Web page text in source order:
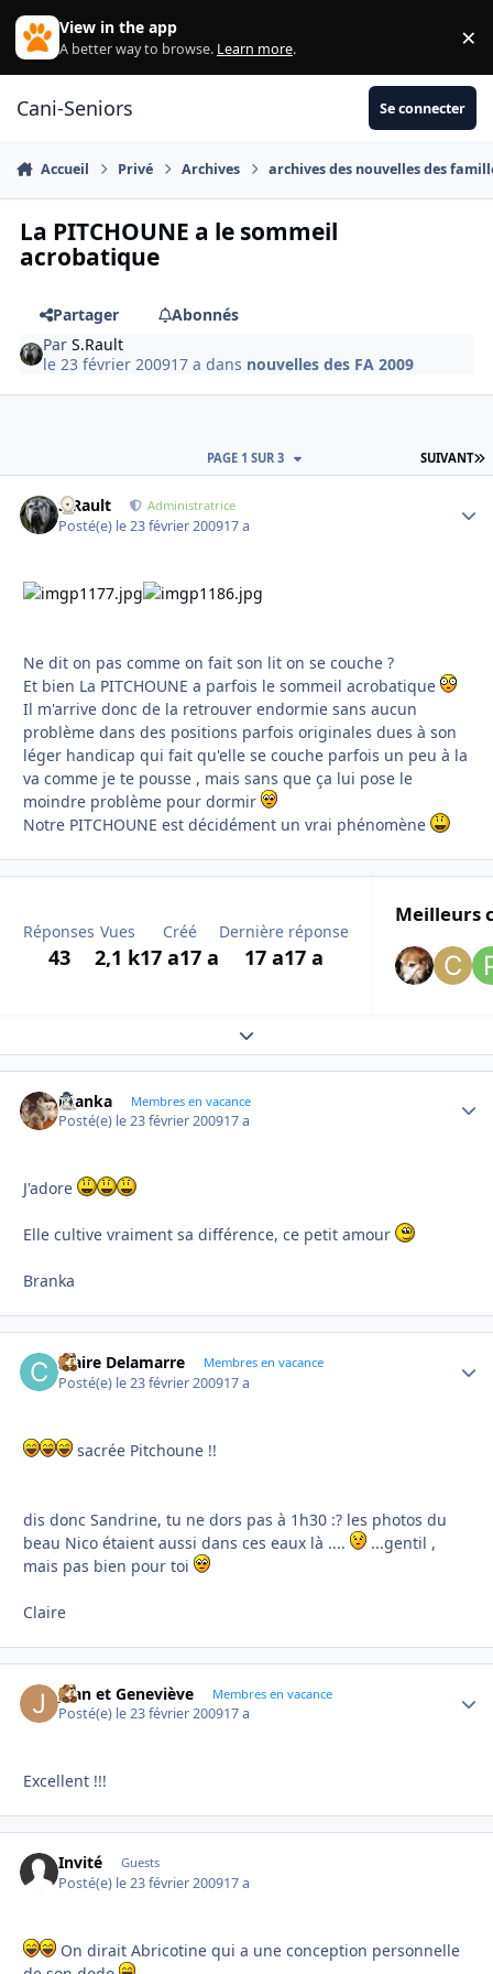
Aller au contenu
View in the app
A better way to browse. Learn more. ×
Cani-Seniors Se connecter
Accueil Privé Archives archives des nouvelles des
La PITCHOUNE a le sommeil
acrobatique
Partager
Abonnés
ParS.Rault
le 23 février 200917 a dans nouvelles des FA 2009
SUIVANT
PAGE 1 SUR 3
S.Rault Administratrice
Posté(e) le 23 février 200917 a
Ne dit on pas comme on fait son lit on se couche ?
Et bien La PITCHOUNE a parfois le sommeil acrobatique
Il m'arrive donc de la retrouver endormie sans aucun
problème dans des positions parfois originales dues à son
léger handicap qui fait qu'elle se couche parfois un peu à la
va comme je te pousse , mais sans que ça lui pose le
moindre problème pour dormir
Notre PITCHOUNE est décidément un vrai phénomène
Réponses
43
Vues
2,1 k
Créé
17 a17 a
Dernière réponse
17 a17 a
Meilleurs
Expand topic overview
branka Membres en vacance
Posté(e) le 23 février 200917 a
J'adore
Elle cultive vraiment sa différence, ce petit amour
Branka
Claire Delamarre Membres en vacance
Posté(e) le 23 février 200917 a
sacrée Pitchoune !!
dis donc Sandrine, tu ne dors pas à 1h30 :? les photos du
beau Nico étaient aussi dans ces eaux là ....
...gentil ,
mais pas bien pour toi
Claire
Jean et Geneviève Membres en vacance
Posté(e) le 23 février 200917 a
Excellent !!!
Invité Guests
Posté(e) le 23 février 200917 a
On dirait Abricotine qui a une conception personnelle